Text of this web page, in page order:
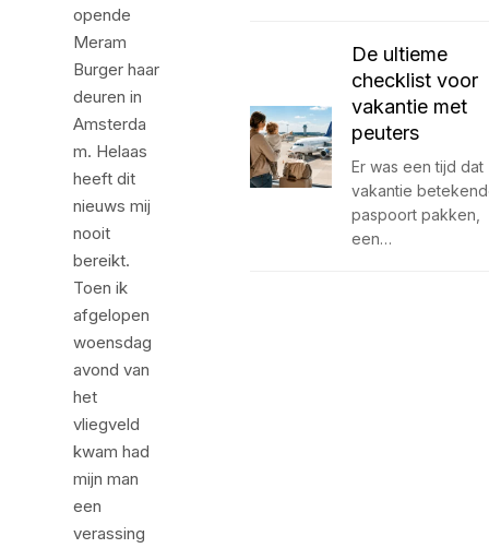
opende
Meram
Burger haar
deuren in
Amsterda
m. Helaas
heeft dit
nieuws mij
nooit
bereikt.
Toen ik
afgelopen
woensdag
avond van
het
vliegveld
kwam had
mijn man
een
verassing
De ultieme
checklist voor
vakantie met
peuters
Er was een tijd dat
vakantie
paspoort pakken,
een…